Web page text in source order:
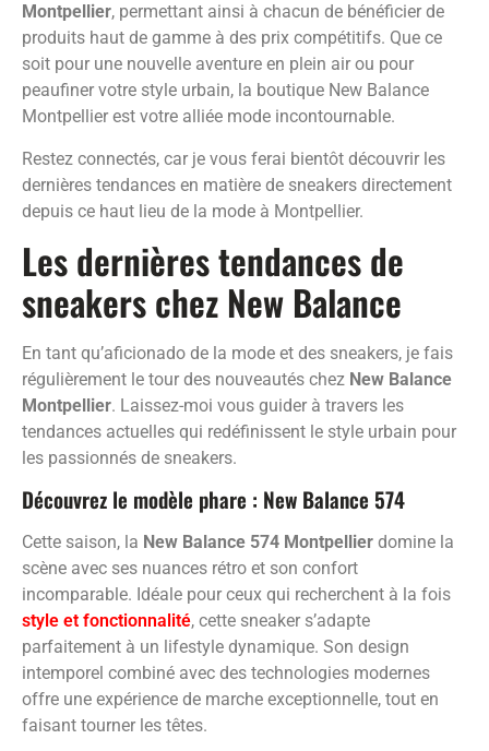
Montpellier, permettant ainsi à chacun de bénéficier de
produits haut de gamme à des prix compétitifs. Que ce
soit pour une nouvelle aventure en plein air ou pour
peaufiner votre style urbain, la boutique New Balance
Montpellier est votre alliée mode incontournable.
Restez connectés, car je vous ferai bientôt découvrir les
dernières tendances en matière de sneakers directement
depuis ce haut lieu de la mode à Montpellier.
Les dernières tendances de
sneakers chez New Balance
En tant qu’aficionado de la mode et des sneakers, je fais
régulièrement le tour des nouveautés chez New Balance
Montpellier. Laissez-moi vous guider à travers les
tendances actuelles qui redéfinissent le style urbain pour
les passionnés de sneakers.
Découvrez le modèle phare : New Balance 574
Cette saison, la New Balance 574 Montpellier domine la
scène avec ses nuances rétro et son confort
incomparable. Idéale pour ceux qui recherchent à la fois
style et fonctionnalité, cette sneaker s’adapte
parfaitement à un lifestyle dynamique. Son design
intemporel combiné avec des technologies modernes
offre une expérience de marche exceptionnelle, tout en
faisant tourner les têtes.